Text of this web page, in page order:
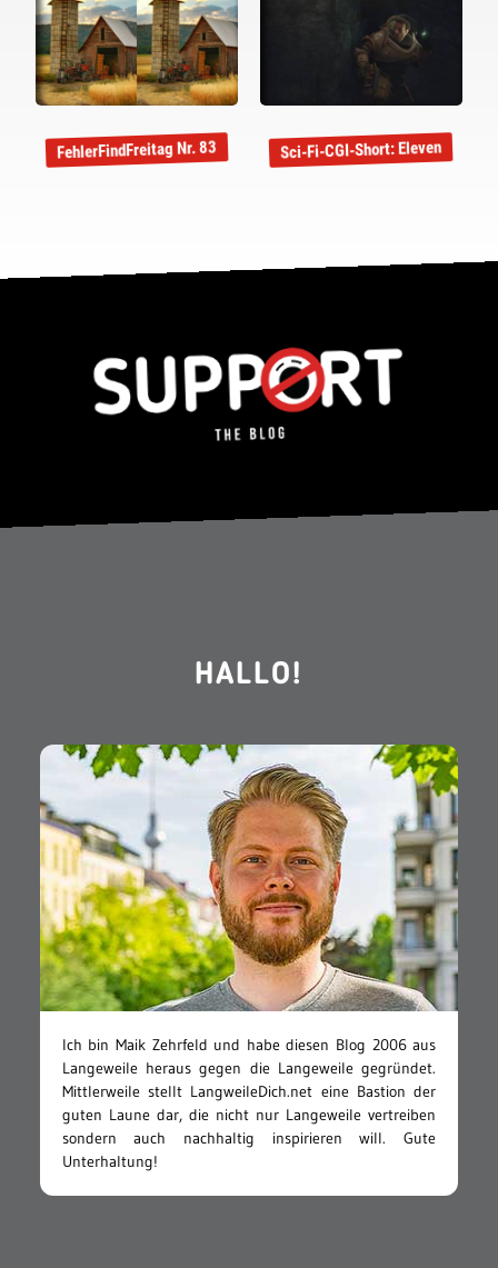
FehlerFindFreitag Nr. 83 Sci-Fi-CGI-Short: Eleven
HALLO!
Ich bin Maik Zehrfeld und habe diesen Blog 2006 aus
Langeweile heraus gegen die Langeweile gegründet.
Mittlerweile stellt LangweileDich.net eine Bastion der
guten Laune dar, die nicht nur Langeweile vertreiben
sondern auch nachhaltig inspirieren will. Gute
Unterhaltung!